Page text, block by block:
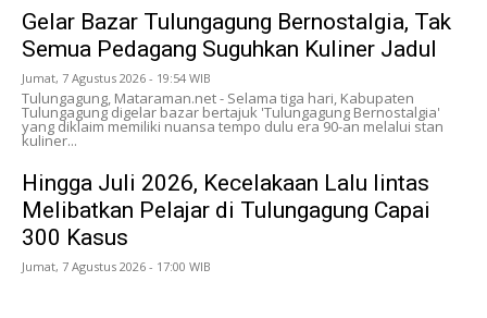
Gelar Bazar Tulungagung Bernostalgia, Tak
Semua Pedagang Suguhkan Kuliner Jadul
Jumat, 7 Agustus 2026 - 19:54 WIB
Tulungagung, Mataraman.net - Selama tiga hari, Kabupaten
Tulungagung digelar bazar bertajuk 'Tulungagung Bernostalgia'
yang diklaim memiliki nuansa tempo dulu era 90-an melalui stan
kuliner...
Hingga Juli 2026, Kecelakaan Lalu lintas
Melibatkan Pelajar di Tulungagung Capai
300 Kasus
Jumat, 7 Agustus 2026 - 17:00 WIB